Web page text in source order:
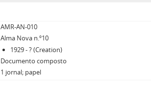
AMR-AN-010
Alma Nova n.º10
1929 - ? (Creation)
Documento composto
1 jornal; papel